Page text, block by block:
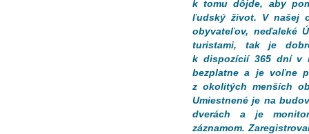
k tomu dôjde, aby
ľudský život. V našej
obyvateľov, neďaleké
turistami, tak je
k dispozícií 365 dní v
bezplatne a je voľne
z okolitých menších
Umiestnené je na
dverách a je
záznamom.